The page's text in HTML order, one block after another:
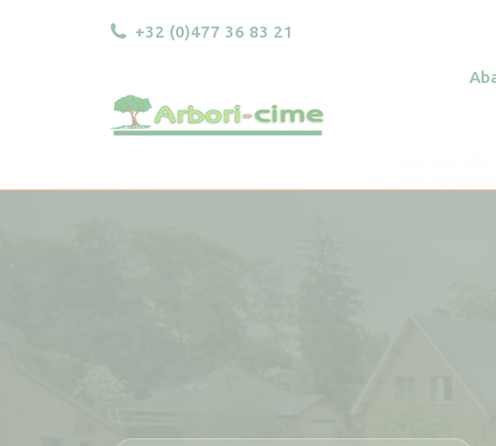
+32 (0)477 36 83 21Abattage & Démontage